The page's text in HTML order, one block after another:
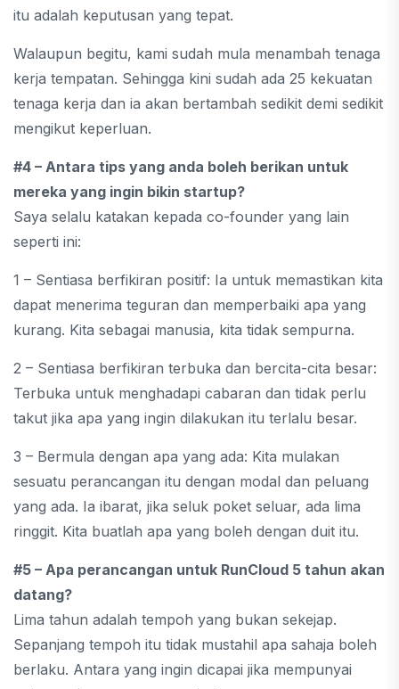
itu adalah keputusan yang tepat.
Walaupun begitu, kami sudah mula menambah tenaga
kerja tempatan. Sehingga kini sudah ada 25 kekuatan
tenaga kerja dan ia akan bertambah sedikit demi sedikit
mengikut keperluan.
#4 – Antara tips yang anda boleh berikan untuk
mereka yang ingin bikin startup?
Saya selalu katakan kepada co-founder yang lain
seperti ini:
1 – Sentiasa berfikiran positif: Ia untuk memastikan kita
dapat menerima teguran dan memperbaiki apa yang
kurang. Kita sebagai manusia, kita tidak sempurna.
2 – Sentiasa berfikiran terbuka dan bercita-cita besar:
Terbuka untuk menghadapi cabaran dan tidak perlu
takut jika apa yang ingin dilakukan itu terlalu besar.
3 – Bermula dengan apa yang ada: Kita mulakan
sesuatu perancangan itu dengan modal dan peluang
yang ada. Ia ibarat, jika seluk poket seluar, ada lima
ringgit. Kita buatlah apa yang boleh dengan duit itu.
#5 – Apa perancangan untuk RunCloud 5 tahun akan
datang?
Lima tahun adalah tempoh yang bukan sekejap.
Sepanjang tempoh itu tidak mustahil apa sahaja boleh
berlaku. Antara yang ingin dicapai jika mempunyai